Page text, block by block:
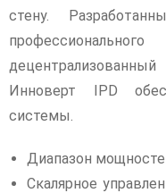
стену.
Инноверт IPD
системы.
Диапазон
Скалярное